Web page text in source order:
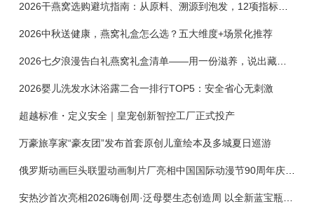
2026干燕窝选购避坑指南：从原料、溯源到泡发，12项指标判断靠谱燕窝
2026中秋送健康，燕窝礼盒怎么选？五大维度+场景化推荐
2026七夕浪漫告白礼燕窝礼盒清单——用一份滋养，说出藏在心底的爱
2026婴儿洗发水沐浴露二合一排行TOP5：安全省心无刺激
超越标准・定义安全｜皇宠创新智控工厂正式投产
万豪旅享家“豪友团”发布首套原创儿童绘本及多城夏日巡游
俄罗斯动画巨头联盟动画制片厂亮相中国国际动漫节90周年庆开启中国之旅新篇章